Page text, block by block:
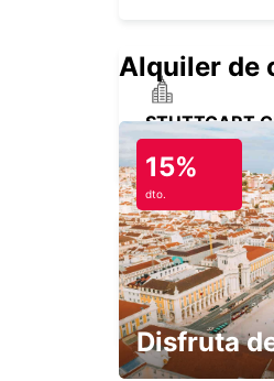
STUTTGART
STUTTGART -
KIRCHHEIM
KIRCHHEIM
Alquiler de
15%
dto.
Disfruta